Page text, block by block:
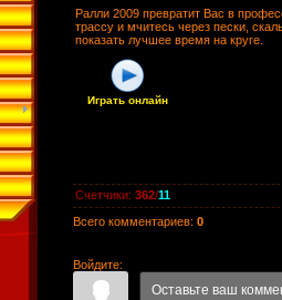
Ралли 2009 превратит Вас в
трассу и мчитесь через пески,
показать лучшее время на круге.
Играть онлайн
Счетчики: 362/11
Всего комментариев: 0
Войдите: